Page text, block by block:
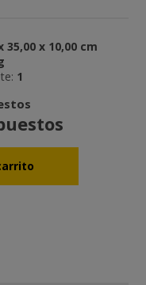
35,00 x 10,00 cm
1